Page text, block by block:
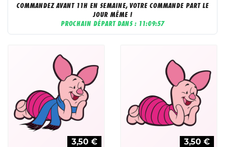
COMMANDEZ AVANT 11H EN SEMAINE, VOTRE COMMANDE PART LE
JOUR MÊME !
PROCHAIN DÉPART DANS : 11:09:55
3,50 € 3,50 €